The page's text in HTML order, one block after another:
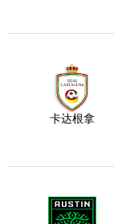
卡达根拿